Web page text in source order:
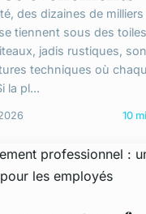
des dizaines de
tiennent sous des
jadis rustiques,
techniques où
la pl...
10